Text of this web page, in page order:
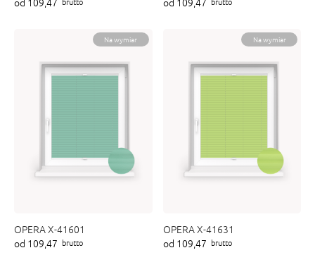
Na wymiar
OPERA X-41601
od 109,47 brutto
Na wymiar
OPERA X-41631
od 109,47 brutto
zwijana MZN